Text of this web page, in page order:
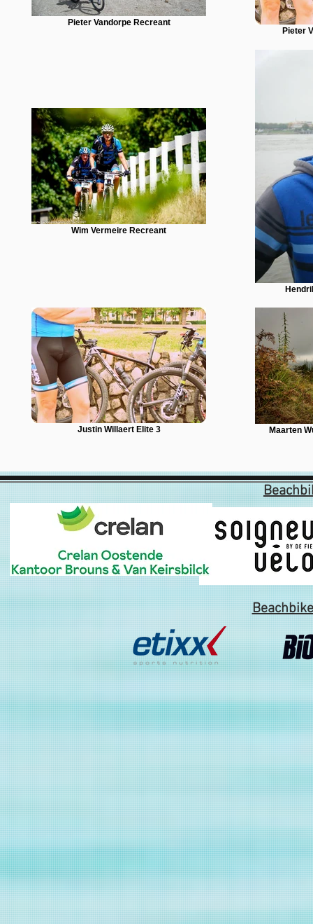
Pieter Vandorpe Recreant
Pieter
Wim Vermeire Recreant
Justin Willaert Elite 3 Maarten